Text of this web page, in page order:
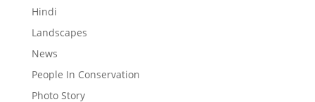
Hindi
Landscapes
News
People In Conservation
Photo Story